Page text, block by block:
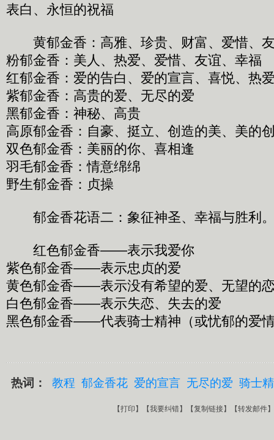
表白、永恒的祝福
黄郁金香：高雅、珍贵、财富、爱惜、
粉郁金香：美人、热爱、爱惜、友谊、幸
红郁金香：爱的告白、爱的宣言、喜悦、热
紫郁金香：高贵的爱、无尽的爱
黑郁金香：神秘、高贵
高原郁金香：自豪、挺立、创造的美、美的
双色郁金香：美丽的你、喜相逢
羽毛郁金香：情意绵绵
野生郁金香：贞操
郁金香花语二：象征神圣、幸福与胜利
红色郁金香——表示我爱你
紫色郁金香——表示忠贞的爱
黄色郁金香——表示没有希望的爱、无望的
白色郁金香——表示失恋、失去的爱
黑色郁金香——代表骑士精神（或忧郁的爱
热词： 教程 郁金香花 爱的宣言 无尽的爱 骑士
【打印 】【我要纠错】【复制链接】【转发邮件